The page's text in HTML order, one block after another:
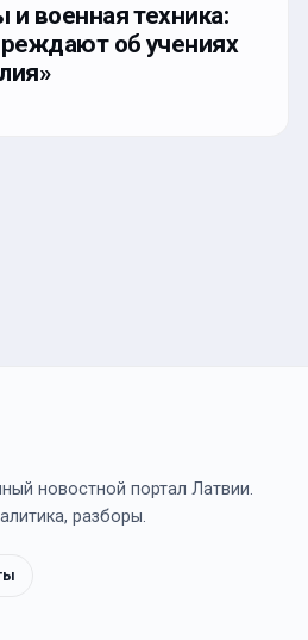
военная техника:
об учениях
новостной портал Латвии.
разборы.